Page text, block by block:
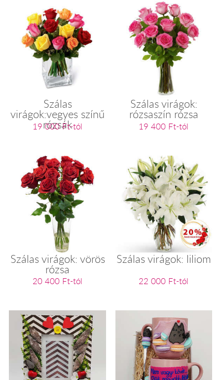
Szálas
virágok:vegyes színű
rózsák
19 000 Ft-tól
Szálas virágok:
rózsaszín rózsa
19 400 Ft-tól
Szálas virágok: vörös
rózsa
20 400 Ft-tól
Szálas virágok: liliom
22 000 Ft-tól